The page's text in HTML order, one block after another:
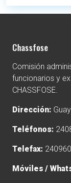
Chassfose
Comisión
funcionarios y
CHASSFOSE.
Dirección:
Teléfonos:
Telefax:
Móviles /